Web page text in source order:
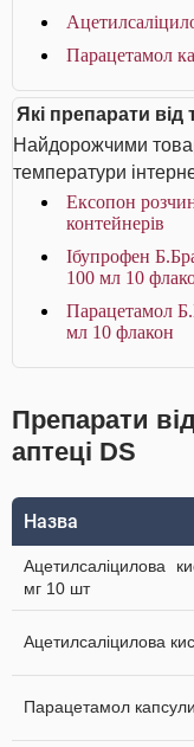
Парацетамол
Які препарати
Найдорожчими
температури
Ексопон
контейнерів
Ібупрофен
100 мл 10
Парацетамол
мл 10 флакон
Препарати
аптеці DS
Назва
Ацетилсаліцилова
мг 10 шт
Ацетилсаліцилова
Парацетамол